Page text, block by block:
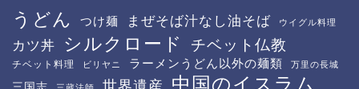
うどん つけ麺 まぜそば汁なし油そば ウイグル料理
カツ丼 シルクロード チベット仏教
チベット料理 ビリヤニ ラーメンうどん以外の麺類 万里の長城
三国志 三蔵法師 世界遺産 中国のイスラム